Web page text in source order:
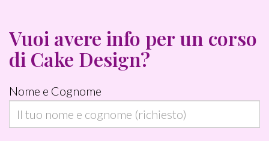
)
r
i
h
i
Vuoi avere info per un corso
di Cake Design?
Nome e Cognome